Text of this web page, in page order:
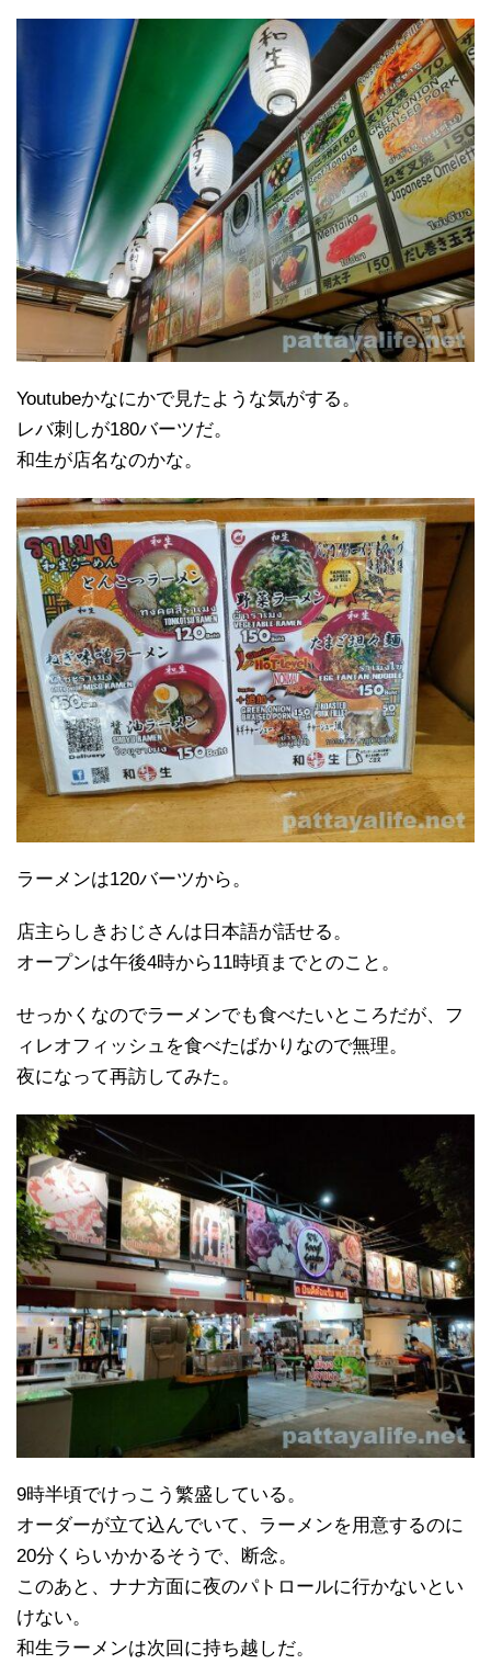
Youtubeかなにかで見たような気がする。
レバ刺しが180バーツだ。
和生が店名なのかな。
ラーメンは120バーツから。
店主らしきおじさんは日本語が話せる。
オープンは午後4時から11時頃までとのこと。
せっかくなのでラーメンでも食べたいところだが、フ
ィレオフィッシュを食べたばかりなので無理。
夜になって再訪してみた。
9時半頃でけっこう繁盛している。
オーダーが立て込んでいて、ラーメンを用意するのに
20分くらいかかるそうで、断念。
このあと、ナナ方面に夜のパトロールに行かないとい
けない。
和生ラーメンは次回に持ち越しだ。